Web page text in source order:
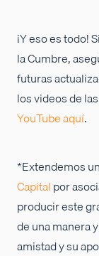
¡Y eso es todo!
la Cumbre,
futuras
los videos de
YouTube aquí.
*Extendemos
Capitalpor
producir este
de una manera
amistad y su